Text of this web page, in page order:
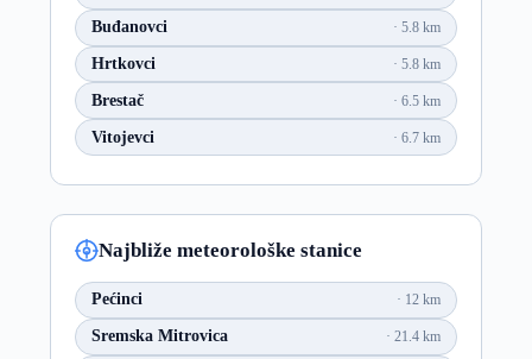
Buđanovci 5.8 km
Hrtkovci 5.8 km
Brestač 6.5 km
Vitojevci 6.7 km
Najbliže meteorološke stanice
Pećinci 12 km
Sremska Mitrovica 21.4 km